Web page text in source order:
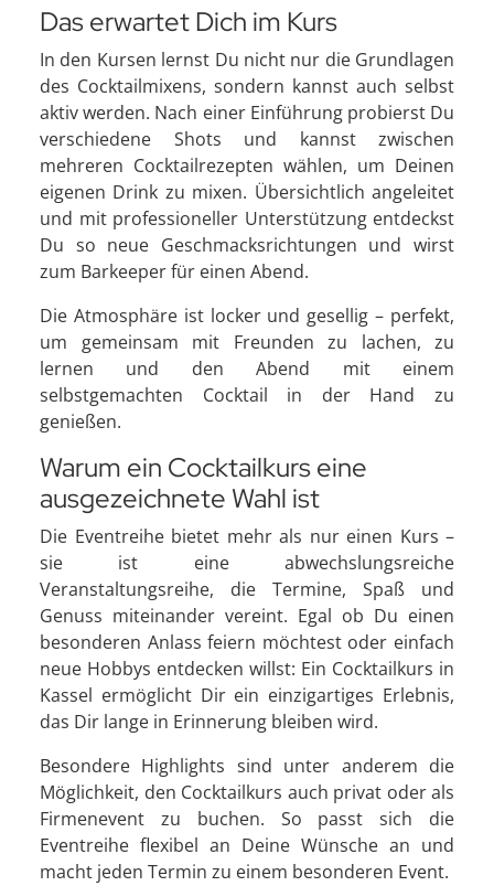
Das erwartet Dich im Kurs
In den Kursen lernst Du nicht nur die Grundlagen
des Cocktailmixens, sondern kannst auch selbst
aktiv werden. Nach einer Einführung probierst Du
verschiedene Shots und kannst zwischen
mehreren Cocktailrezepten wählen, um Deinen
eigenen Drink zu mixen. Übersichtlich angeleitet
und mit professioneller Unterstützung entdeckst
Du so neue Geschmacksrichtungen und wirst
zum Barkeeper für einen Abend.
Die Atmosphäre ist locker und gesellig – perfekt,
um gemeinsam mit Freunden zu lachen, zu
lernen und den Abend mit einem
selbstgemachten Cocktail in der Hand zu
genießen.
Warum ein Cocktailkurs eine
ausgezeichnete Wahl ist
Die Eventreihe bietet mehr als nur einen Kurs –
sie ist eine abwechslungsreiche
Veranstaltungsreihe, die Termine, Spaß und
Genuss miteinander vereint. Egal ob Du einen
besonderen Anlass feiern möchtest oder einfach
neue Hobbys entdecken willst: Ein Cocktailkurs in
Kassel ermöglicht Dir ein einzigartiges Erlebnis,
das Dir lange in Erinnerung bleiben wird.
Besondere Highlights sind unter anderem die
Möglichkeit, den Cocktailkurs auch privat oder als
Firmenevent zu buchen. So passt sich die
Eventreihe flexibel an Deine Wünsche an und
macht jeden Termin zu einem besonderen Event.